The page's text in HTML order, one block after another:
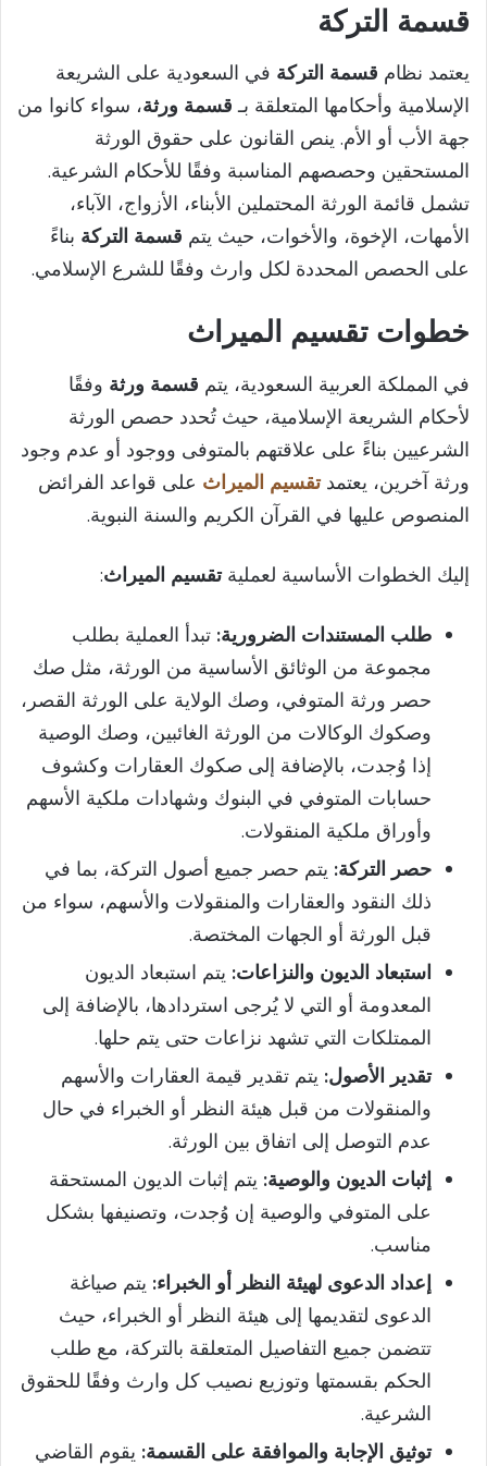
قسمة التركة
يعتمد نظام قسمة التركة في السعودية على الشريعة
الإسلامية وأحكامها المتعلقة بـ قسمة ورثة، سواء كانوا من
جهة الأب أو الأم. ينص القانون على حقوق الورثة
المستحقين وحصصهم المناسبة وفقًا للأحكام الشرعية.
تشمل قائمة الورثة المحتملين الأبناء، الأزواج، الآباء،
الأمهات، الإخوة، والأخوات، حيث يتم قسمة التركة بناءً
على الحصص المحددة لكل وارث وفقًا للشرع الإسلامي.
خطوات تقسيم الميراث
في المملكة العربية السعودية، يتم قسمة ورثة وفقًا
لأحكام الشريعة الإسلامية، حيث تُحدد حصص الورثة
الشرعيين بناءً على علاقتهم بالمتوفى ووجود أو عدم وجود
ورثة آخرين، يعتمدتقسيم الميراث على قواعد الفرائض
المنصوص عليها في القرآن الكريم والسنة النبوية.
إليك الخطوات الأساسية لعمليةتقسيم الميراث:
طلب المستندات الضرورية: تبدأ العملية بطلب
مجموعة من الوثائق الأساسية من الورثة، مثل صك
حصر ورثة المتوفي، وصك الولاية على الورثة القصر،
وصكوك الوكالات من الورثة الغائبين، وصك الوصية
إذا وُجدت، بالإضافة إلى صكوك العقارات وكشوف
حسابات المتوفي في البنوك وشهادات ملكية الأسهم
وأوراق ملكية المنقولات.
حصر التركة: يتم حصر جميع أصول التركة، بما في
ذلك النقود والعقارات والمنقولات والأسهم، سواء من
قبل الورثة أو الجهات المختصة.
استبعاد الديون والنزاعات: يتم استبعاد الديون
المعدومة أو التي لا يُرجى استردادها، بالإضافة إلى
الممتلكات التي تشهد نزاعات حتى يتم حلها.
تقدير الأصول: يتم تقدير قيمة العقارات والأسهم
والمنقولات من قبل هيئة النظر أو الخبراء في حال
عدم التوصل إلى اتفاق بين الورثة.
إثبات الديون والوصية: يتم إثبات الديون المستحقة
على المتوفي والوصية إن وُجدت، وتصنيفها بشكل
مناسب.
إعداد الدعوى لهيئة النظر أو الخبراء: يتم صياغة
الدعوى لتقديمها إلى هيئة النظر أو الخبراء، حيث
تتضمن جميع التفاصيل المتعلقة بالتركة، مع طلب
الحكم بقسمتها وتوزيع نصيب كل وارث وفقًا للحقوق
الشرعية.
توثيق الإجابة والموافقة على القسمة: يقوم القاضي